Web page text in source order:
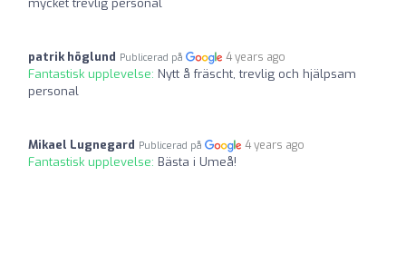
patrik höglund Publicerad på 4 years ago
Fantastisk upplevelse: Nytt å fräscht, trevlig och hjälpsam
personal
Mikael Lugnegard Publicerad på 4 years ago
Fantastisk upplevelse: Bästa i Umeå!